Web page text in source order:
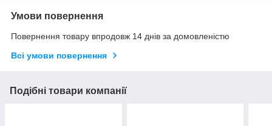
Умови повернення
Повернення товару впродовж 14 днів за домовленістю
Всі умови повернення
Подібні товари компанії